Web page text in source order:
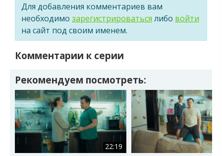
Для добавления комментариев вам
необходимо зарегистрироваться либо войти
на сайт под своим именем.
Комментарии к серии
Рекомендуем посмотреть:
22:19